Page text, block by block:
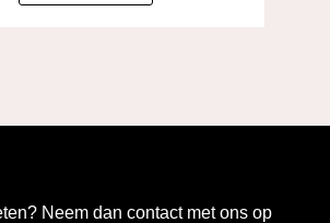
Neem dan contact met ons op